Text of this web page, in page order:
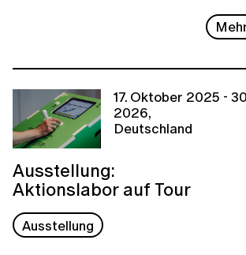
17. Oktober 2025 -
2026,
Deutschland
Ausstellung:
Aktionslabor auf Tour
Ausstellung